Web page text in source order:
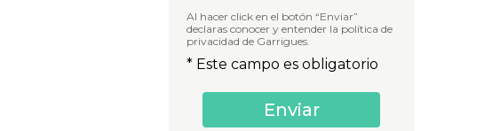
Al hacer click en el botón “Enviar”
declaras conocer y entender la política de
privacidad de Garrigues.
* Este campo es obligatorio